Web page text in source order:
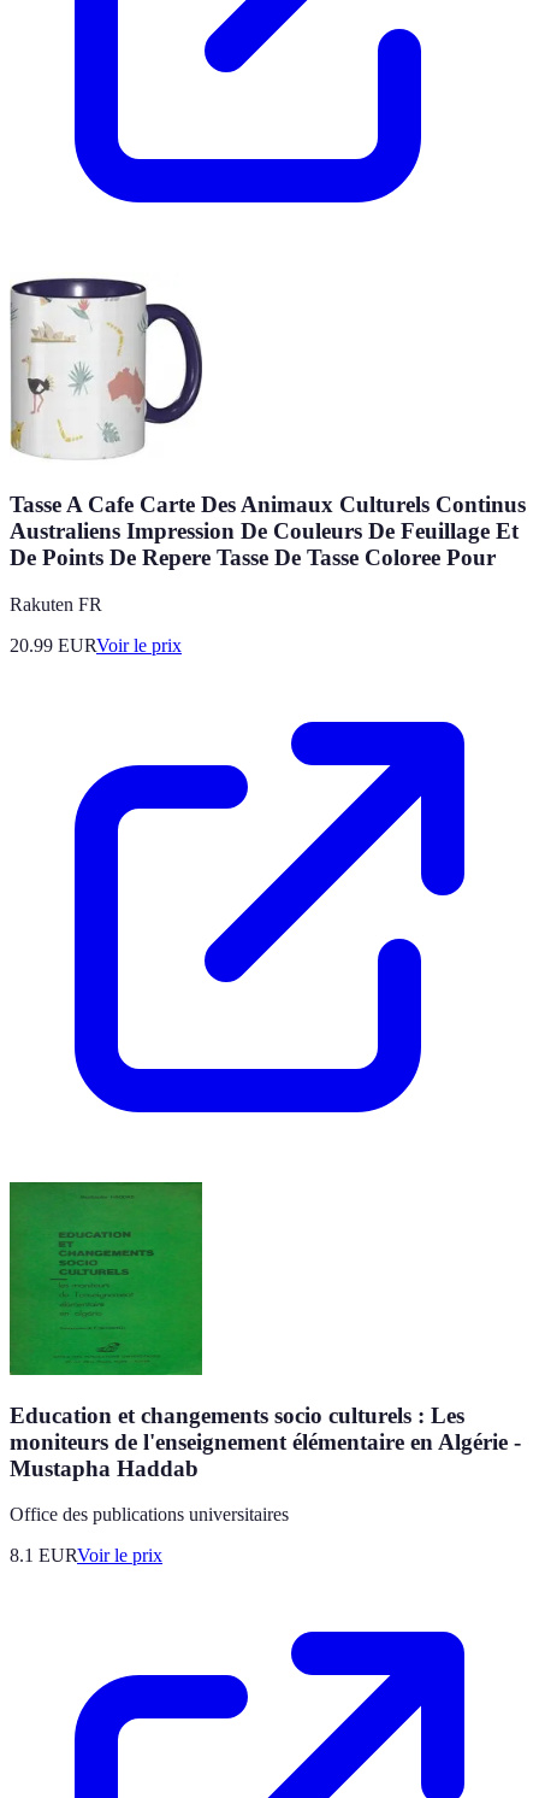
Tasse A Cafe Carte Des Animaux Culturels Continus
Australiens Impression De Couleurs De Feuillage Et
De Points De Repere Tasse De Tasse Coloree Pour
Rakuten FR
20.99 EURVoir le prix
Education et changements socio culturels : Les
moniteurs de l'enseignement élémentaire en Algérie -
Mustapha Haddab
Office des publications universitaires
8.1 EURVoir le prix